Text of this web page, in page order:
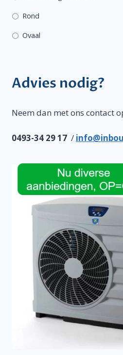
Rond
Ovaal
Advies nodig?
Neem dan met ons contact
0493-34 29 17 /